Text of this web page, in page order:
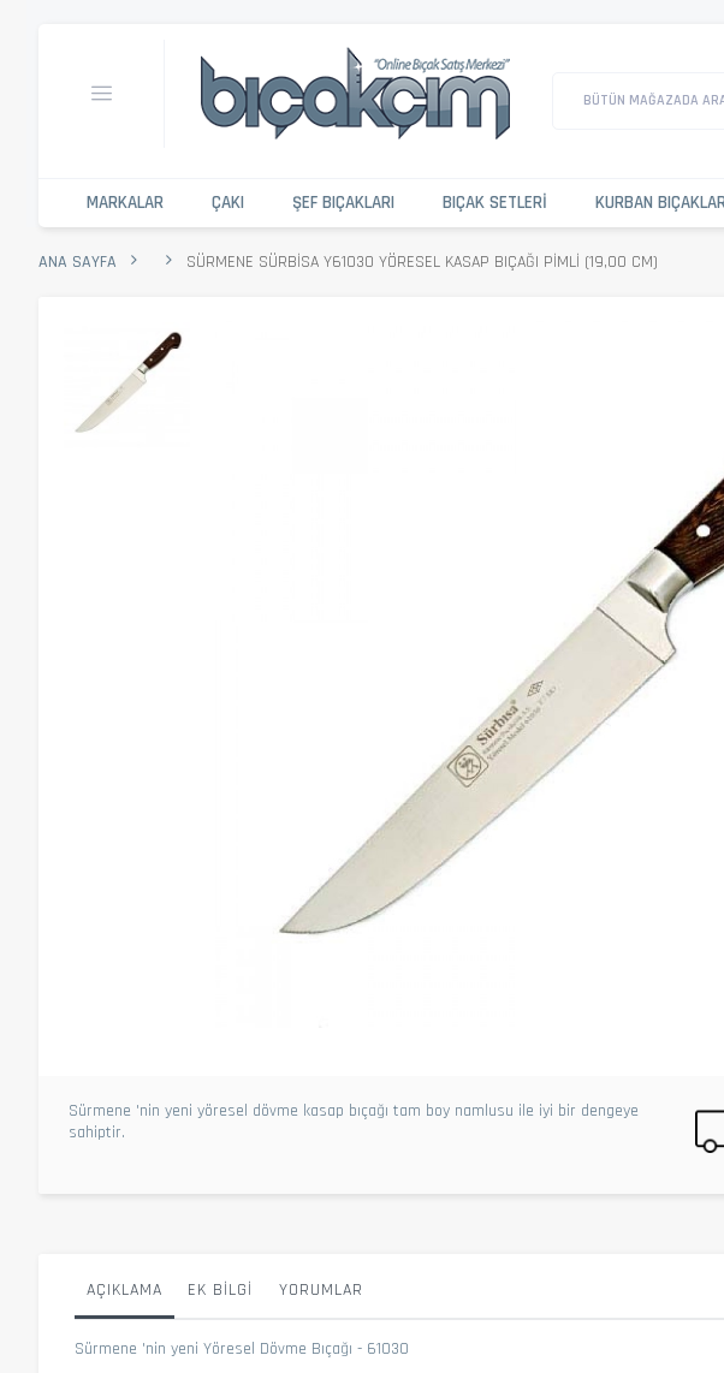
BÜTÜN MAĞAZADA
MARKALAR ÇAKI ŞEF BIÇAKLARI BIÇAK SETLERI KURBAN
ANA SAYFA SÜRMENE SÜRBISA Y61030 YÖRESEL KASAP BIÇAĞI PIMLI (19,00 CM)
Sürmene 'nin yeni yöresel dövme kasap bıçağı tam boy namlusu ile iyi bir dengeye
sahiptir.
AÇIKLAMA EK BILGI YORUMLAR
Sürmene 'nin yeni Yöresel Dövme Bıçağı - 61030